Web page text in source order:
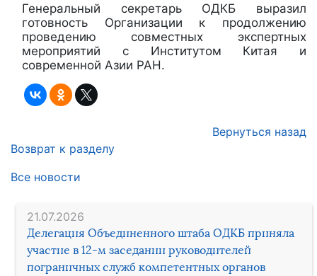
21.07.2026
Делегация Объединенного штаба ОДКБ приняла
участие в 12-м заседании руководителей
пограничных служб компетентных органов
Генеральный секретарь ОДКБ выразил
готовность Организации к продолжению
проведению совместных экспертных
мероприятий с Институтом Китая и
современной Азии РАН.
Вернуться назад
Возврат к разделу
Все новости